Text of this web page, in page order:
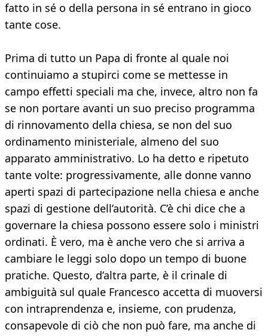
fatto in sé o della persona in sé entrano in gioco
tante cose.
Prima di tutto un Papa di fronte al quale noi
continuiamo a stupirci come se mettesse in
campo effetti speciali ma che, invece, altro non fa
se non portare avanti un suo preciso programma
di rinnovamento della chiesa, se non del suo
ordinamento ministeriale, almeno del suo
apparato amministrativo. Lo ha detto e ripetuto
tante volte: progressivamente, alle donne vanno
aperti spazi di partecipazione nella chiesa e anche
spazi di gestione dell’autorità. C’è chi dice che a
governare la chiesa possono essere solo i ministri
ordinati. È vero, ma è anche vero che si arriva a
cambiare le leggi solo dopo un tempo di buone
pratiche. Questo, d’altra parte, è il crinale di
ambiguità sul quale Francesco accetta di muoversi
con intraprendenza e, insieme, con prudenza,
consapevole di ciò che non può fare, ma anche di